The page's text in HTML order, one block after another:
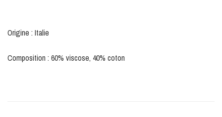
Origine : Italie
Composition : 60% viscose, 40% coton